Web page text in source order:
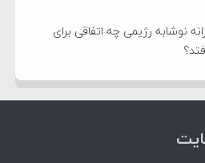
نوشابه رژیمی چه اتفاقی برای